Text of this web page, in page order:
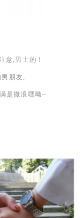
意,男士的！
朋友,
是撒浪嘿呦~